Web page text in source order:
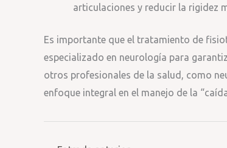
articulaciones y reducir la rigidez
Es importante que el tratamiento de
especializado en neurología para
otros profesionales de la salud, como
enfoque integral en el manejo de la